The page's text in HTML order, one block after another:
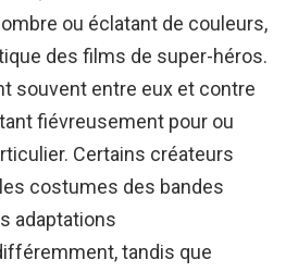
ou éclatant de couleurs,
des films de super-héros.
souvent entre eux et contre
fiévreusement pour ou
Certains créateurs
costumes des bandes
adaptations
tandis que